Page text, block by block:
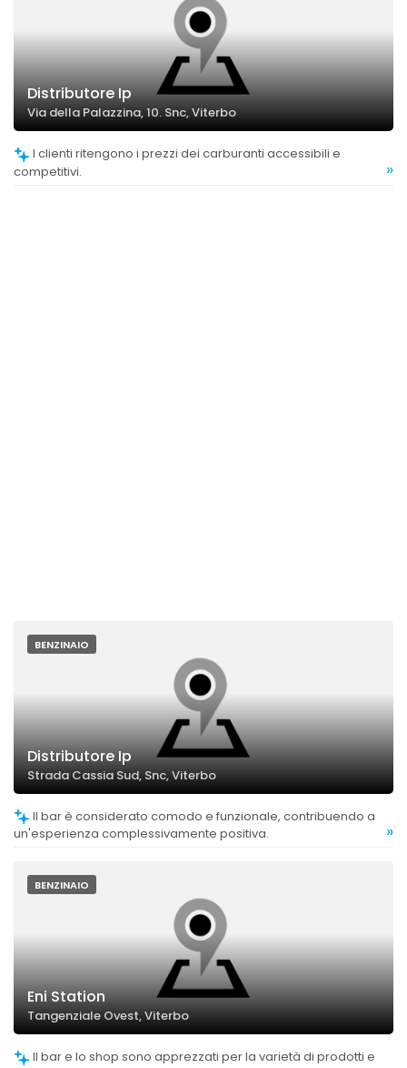
Distributore Ip
Via della Palazzina, 10. Snc, Viterbo
competitivi.
»
BENZINAIO
Distributore Ip
Strada Cassia Sud, Snc, Viterbo
un'esperienza complessivamente positiva.
»
BENZINAIO
Eni Station
Tangenziale Ovest, Viterbo